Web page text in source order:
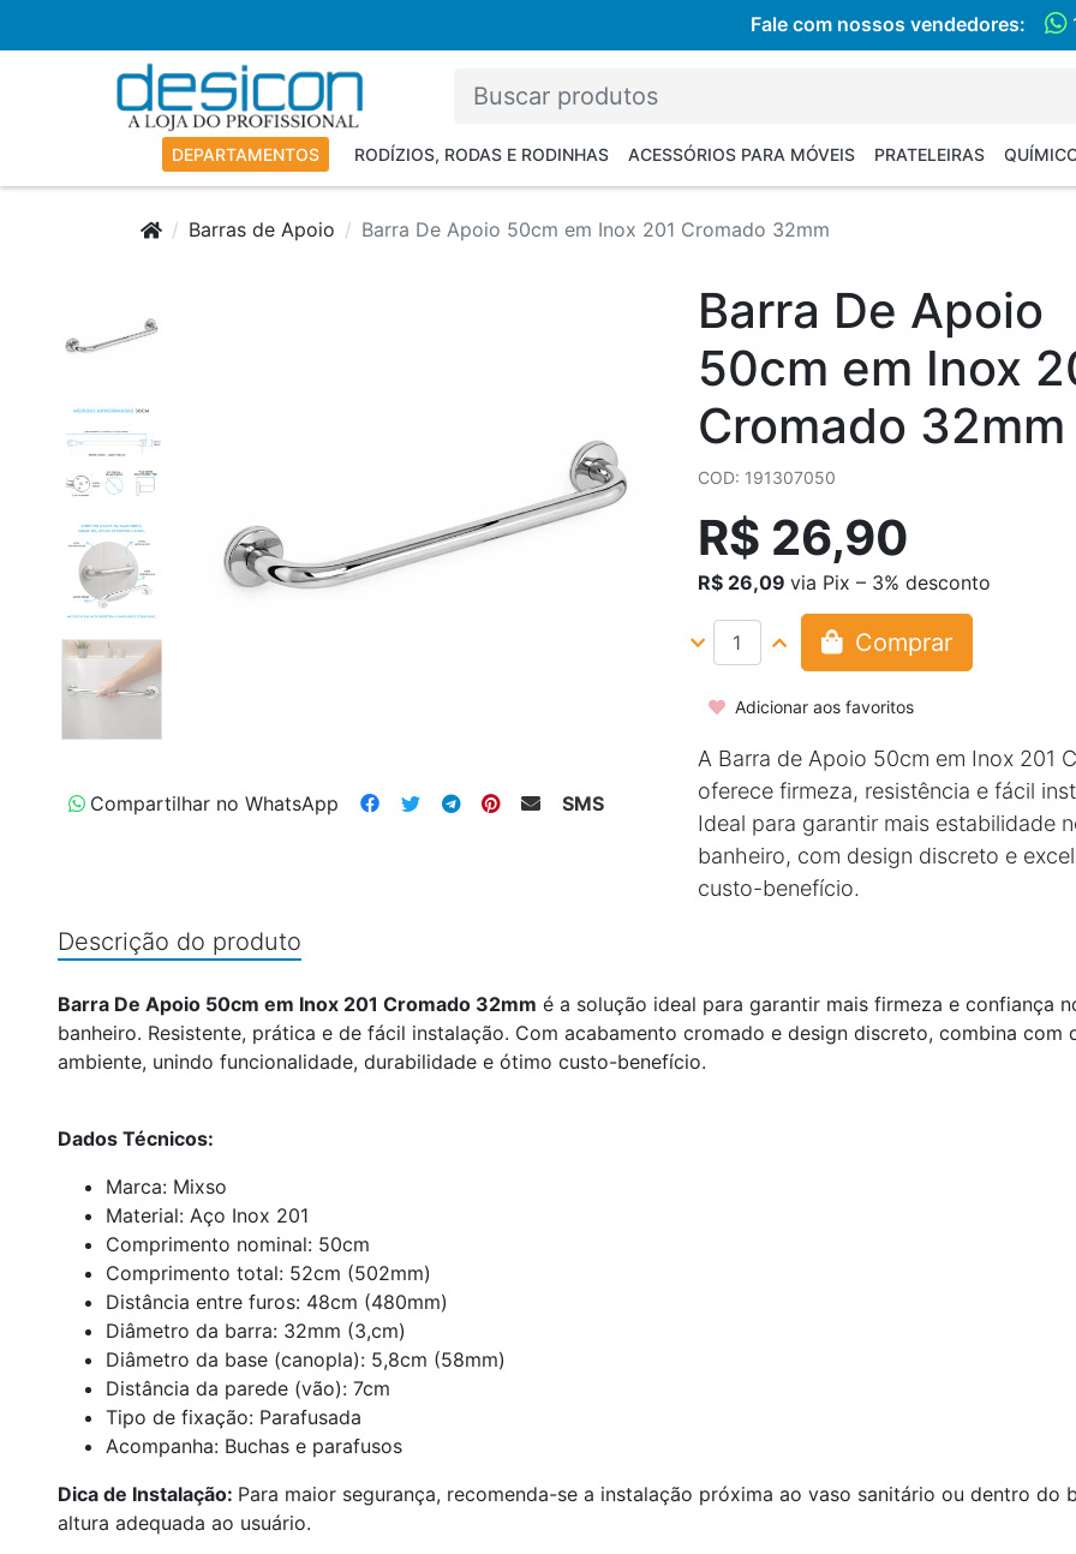
Fale com nossos vendedores:
DEPARTAMENTOS RODÍZIOS, RODAS E RODINHAS ACESSÓRIOS PARA MÓVEIS PRATELEIRAS
Barras de Apoio Barra De Apoio 50cm em Inox 201 Cromado 32mm
Compartilhar no WhatsApp SMS
Barra De Apoio
50cm em Inox
Cromado 32mm
COD: 191307050
R$ 26,90
R$ 26,09 via Pix – 3% desconto
Comprar
Adicionar aos favoritos
A Barra de Apoio 50cm em Inox 201
oferece firmeza, resistência e fácil
Ideal para garantir mais estabilidade
banheiro, com design discreto e
custo-benefício.
Descrição do produto
Barra De Apoio 50cm em Inox 201 Cromado 32mm é a solução ideal para garantir mais firmeza e confiança
banheiro. Resistente, prática e de fácil instalação. Com acabamento cromado e design discreto, combina com
ambiente, unindo funcionalidade, durabilidade e ótimo custo-benefício.
Dados Técnicos:
Marca: Mixso
Material: Aço Inox 201
Comprimento nominal: 50cm
Comprimento total: 52cm (502mm)
Distância entre furos: 48cm (480mm)
Diâmetro da barra: 32mm (3,cm)
Diâmetro da base (canopla): 5,8cm (58mm)
Distância da parede (vão): 7cm
Tipo de fixação: Parafusada
Acompanha: Buchas e parafusos
Dica de Instalação: Para maior segurança, recomenda-se a instalação próxima ao vaso sanitário ou dentro do
altura adequada ao usuário.